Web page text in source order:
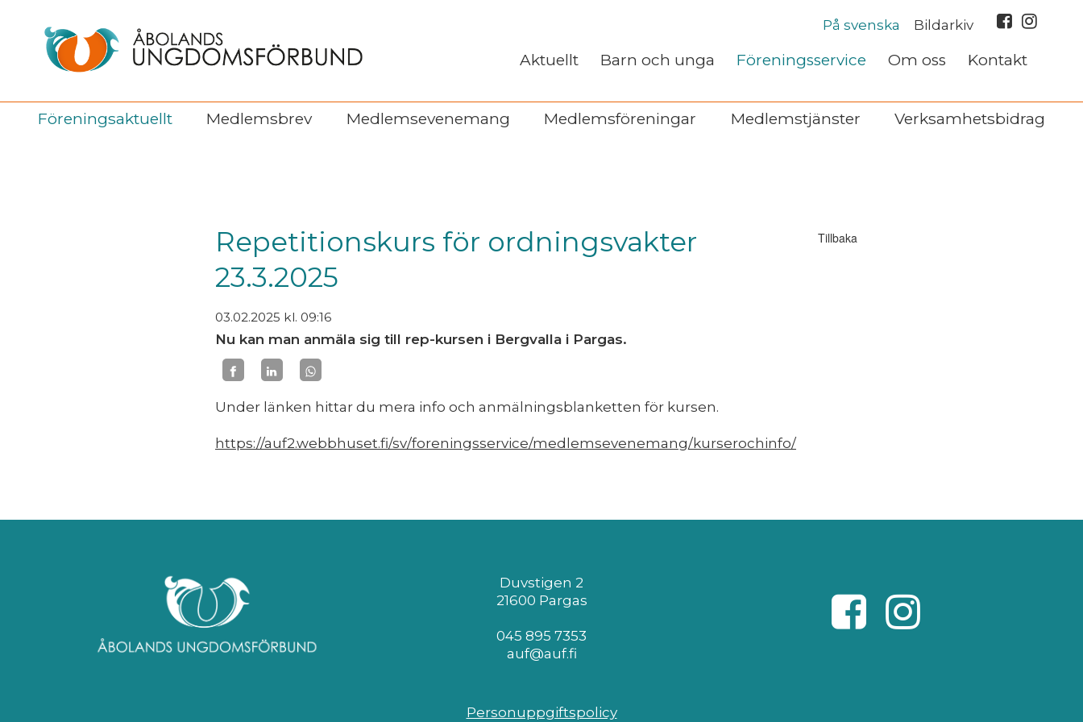
På svenska Bildarkiv
Aktuellt Barn och unga Föreningsservice Om oss Kontakt
Föreningsaktuellt Medlemsbrev Medlemsevenemang Medlemsföreningar Medlemstjänster Verksamhetsbidrag
Tillbaka
Repetitionskurs för ordningsvakter
23.3.2025
03.02.2025 kl. 09:16
Nu kan man anmäla sig till rep-kursen i Bergvalla i Pargas.
Under länken hittar du mera info och anmälningsblanketten för kursen.
https://auf2.webbhuset.fi/sv/foreningsservice/medlemsevenemang/kurserochinfo/
Duvstigen 2
21600 Pargas
045 895 7353
auf@auf.fi
Personuppgiftspolicy